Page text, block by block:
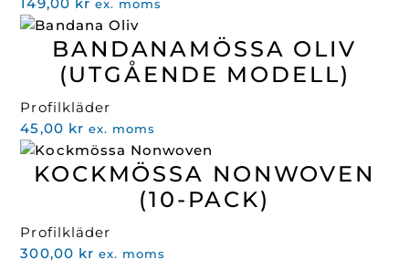
ex. moms
BANDANAMÖSSA OLIV
(UTGÅENDE MODELL)
Profilkläder
45,00 kr ex. moms
KOCKMÖSSA NONWOVEN
(10-PACK)
Profilkläder
300,00 kr ex. moms